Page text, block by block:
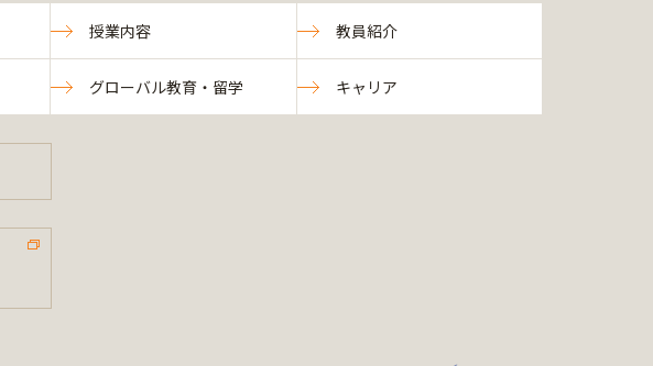
授業内容 教員紹介
グローバル教育・留学 キャリア